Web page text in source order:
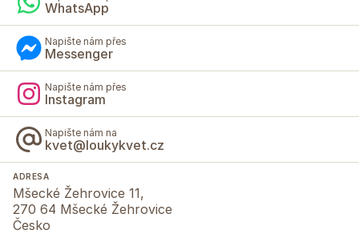
WhatsApp
Napište nám přes
Messenger
Napište nám přes
Instagram
Napište nám na
kvet@loukykvet.cz
ADRESA
Mšecké Žehrovice 11,
270 64 Mšecké Žehrovice
Česko